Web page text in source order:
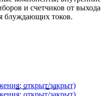
и счетчиков от выхода
блуждающих токов.
открыт/закрыт)
открыт/закрыт)